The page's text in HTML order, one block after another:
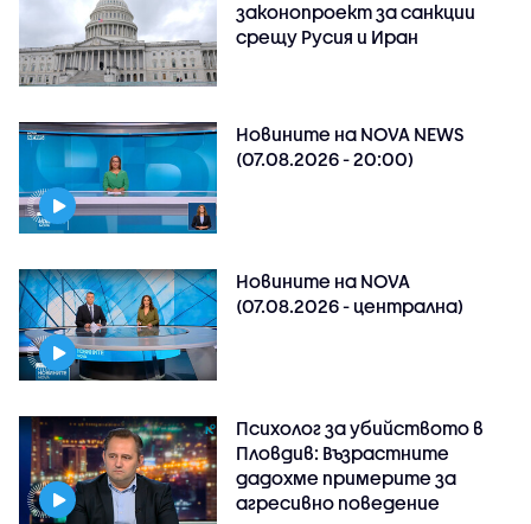
законопроект за санкции
срещу Русия и Иран
Новините на NOVA NEWS
(07.08.2026 - 20:00)
Новините на NOVA
(07.08.2026 - централна)
Психолог за убийството в
Пловдив: Възрастните
дадохме примерите за
агресивно поведение